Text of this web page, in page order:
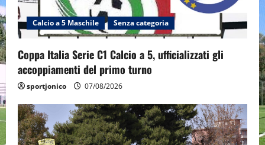
Calcio a 5 Maschile Senza categoria
Coppa Italia Serie C1 Calcio a 5, ufficializzati gli
accoppiamenti del primo turno
sportjonico 07/08/2026